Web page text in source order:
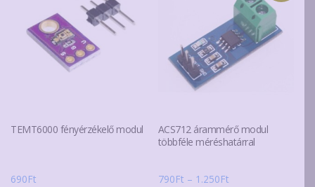
TEMT6000 fényérzékelő modul
690Ft
ACS712 árammérő modul
többféle méréshatárral
790Ft – 1.250FtÁrtartomány: